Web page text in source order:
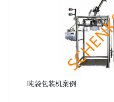
吨袋包装机案例